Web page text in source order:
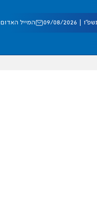
08/2026 המייל האדום